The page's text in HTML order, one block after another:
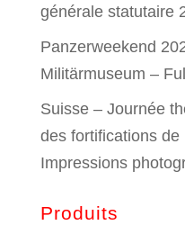
générale statutaire
Panzerweekend
Militärmuseum –
Suisse – Journée
des fortifications
Impressions
Produits